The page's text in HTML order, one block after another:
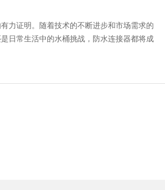
力证明。随着技术的不断进步和市场需求的
日常生活中的水桶挑战，防水连接器都将成